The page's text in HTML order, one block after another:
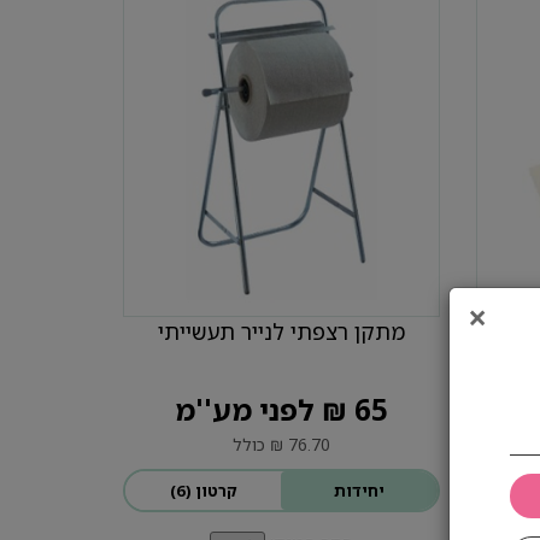
× מתקן רצפתי לנייר תעשייתי
65 ₪ לפני מע''מ
76.70 ₪ כולל
יחידות קרטון (6)